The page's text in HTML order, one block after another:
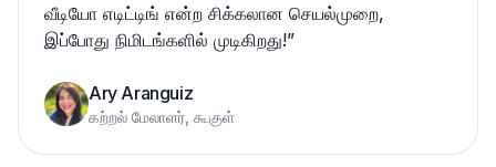
வீடியோ எடிட்டிங் என்ற சிக்கலான செயல்முறை,
இப்போது நிமிடங்களில் முடிகிறது!”
Ary Aranguiz
கற்றல் மேலாளர், கூகுள்